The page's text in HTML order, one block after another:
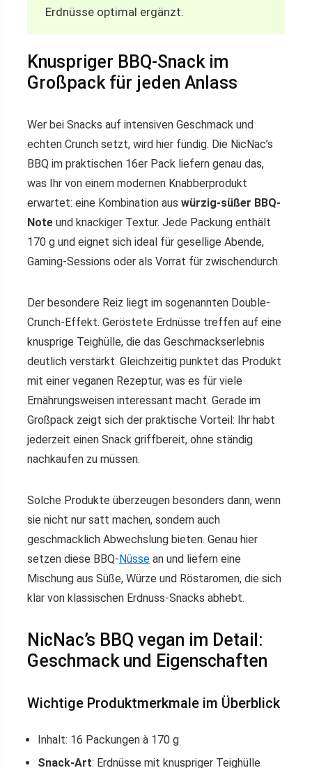
Erdnüsse optimal ergänzt.
Knuspriger BBQ-Snack im
Großpack für jeden Anlass
Wer bei Snacks auf intensiven Geschmack und
echten Crunch setzt, wird hier fündig. Die NicNac’s
BBQ im praktischen 16er Pack liefern genau das,
was Ihr von einem modernen Knabberprodukt
erwartet: eine Kombination aus würzig-süßer BBQ-
Note und knackiger Textur. Jede Packung enthält
170 g und eignet sich ideal für gesellige Abende,
Gaming-Sessions oder als Vorrat für zwischendurch.
Der besondere Reiz liegt im sogenannten Double-
Crunch-Effekt. Geröstete Erdnüsse treffen auf eine
knusprige Teighülle, die das Geschmackserlebnis
deutlich verstärkt. Gleichzeitig punktet das Produkt
mit einer veganen Rezeptur, was es für viele
Ernährungsweisen interessant macht. Gerade im
Großpack zeigt sich der praktische Vorteil: Ihr habt
jederzeit einen Snack griffbereit, ohne ständig
nachkaufen zu müssen.
Solche Produkte überzeugen besonders dann, wenn
sie nicht nur satt machen, sondern auch
geschmacklich Abwechslung bieten. Genau hier
setzen diese BBQ-Nüsse an und liefern eine
Mischung aus Süße, Würze und Röstaromen, die sich
klar von klassischen Erdnuss-Snacks abhebt.
NicNac’s BBQ vegan im Detail:
Geschmack und Eigenschaften
Wichtige Produktmerkmale im Überblick
Inhalt: 16 Packungen à 170 g
Snack-Art: Erdnüsse mit knuspriger Teighülle